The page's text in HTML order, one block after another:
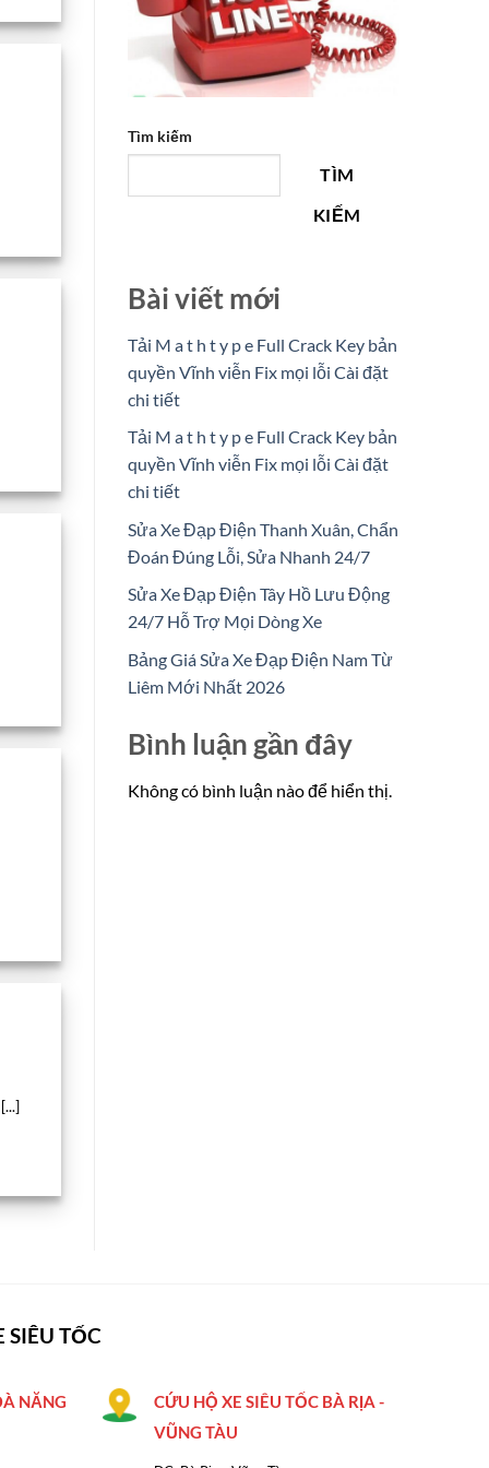
Tìm kiếm
TÌM
KIẾM
Bài viết mới
Tải M a t h t y p e Full Crack Key bản
quyền Vĩnh viễn Fix mọi lỗi Cài đặt
chi tiết
Tải M a t h t y p e Full Crack Key bản
quyền Vĩnh viễn Fix mọi lỗi Cài đặt
chi tiết
Sửa Xe Đạp Điện Thanh Xuân, Chẩn
Đoán Đúng Lỗi, Sửa Nhanh 24/7
Sửa Xe Đạp Điện Tây Hồ Lưu Động
24/7 Hỗ Trợ Mọi Dòng Xe
Bảng Giá Sửa Xe Đạp Điện Nam Từ
Liêm Mới Nhất 2026
Bình luận gần đây
Không có bình luận nào để hiển thị.
TỐC
NĂNG
CỨU HỘ XE SIÊU TỐC BÀ RỊA -
VŨNG TÀU